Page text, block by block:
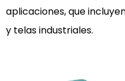
dty
?
aplicaciones, que
y telas industriales.